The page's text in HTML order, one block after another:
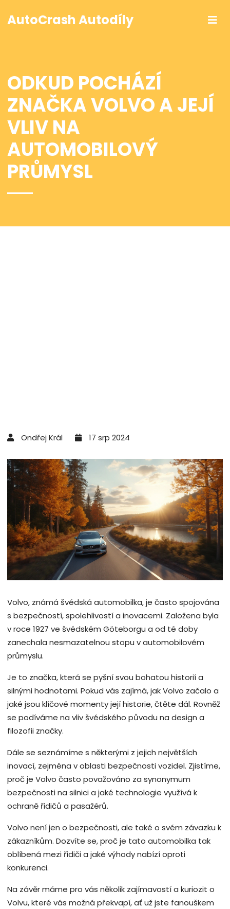
AutoCrash Autodíly
ODKUD POCHÁZÍ
ZNAČKA VOLVO A JEJÍ
VLIV NA
AUTOMOBILOVÝ
PRŮMYSL
Ondřej Král 17 srp 2024
Volvo, známá švédská automobilka, je často spojována
s bezpečností, spolehlivostí a inovacemi. Založena byla
v roce 1927 ve švédském Göteborgu a od té doby
zanechala nesmazatelnou stopu v automobilovém
průmyslu.
Je to značka, která se pyšní svou bohatou historií a
silnými hodnotami. Pokud vás zajímá, jak Volvo začalo a
jaké jsou klíčové momenty její historie, čtěte dál. Rovněž
se podíváme na vliv švédského původu na design a
filozofii značky.
Dále se seznámíme s některými z jejich největších
inovací, zejména v oblasti bezpečnosti vozidel. Zjistíme,
proč je Volvo často považováno za synonymum
bezpečnosti na silnici a jaké technologie využívá k
ochraně řidičů a pasažérů.
Volvo není jen o bezpečnosti, ale také o svém závazku k
zákazníkům. Dozvíte se, proč je tato automobilka tak
oblíbená mezi řidiči a jaké výhody nabízí oproti
konkurenci.
Na závěr máme pro vás několik zajímavostí a kuriozit o
Volvu, které vás možná překvapí, ať už jste fanouškem